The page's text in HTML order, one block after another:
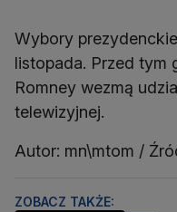
Wybory
listopada. Przed tym
Romney wezmą
telewizyjnej.
Autor: mn\mtom /
ZOBACZ TAKŻE: